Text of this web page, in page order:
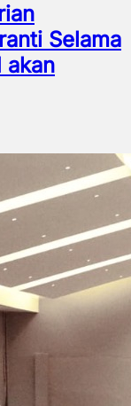
Selama
akan